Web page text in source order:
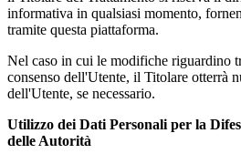
informativa in qualsiasi momento,
tramite questa piattaforma.
Nel caso in cui le modifiche riguardino
consenso dell'Utente, il Titolare otterrà
dell'Utente, se necessario.
Utilizzo dei Dati Personali per la
delle Autorità